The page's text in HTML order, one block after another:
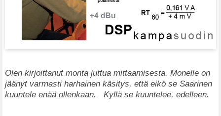
Olen kirjoittanut monta juttua mittaamisesta. Monelle on
jäänyt varmasti harhainen käsitys, että eikö se Saarinen
kuuntele enää ollenkaan. Kyllä se kuuntelee, edelleen.